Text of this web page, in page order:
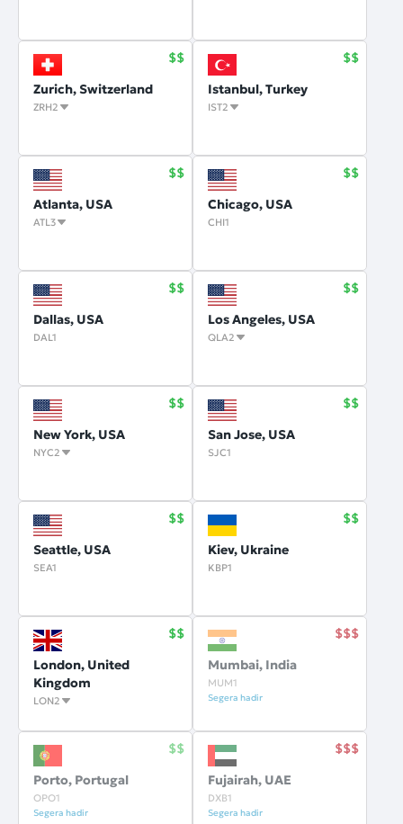
Zurich, Switzerland
ZRH2
Istanbul, Turkey
IST2
Atlanta, USA
ATL3
Chicago, USA
CHI1
Dallas, USA
DAL1
Los Angeles, USA
QLA2
New York, USA
NYC2
San Jose, USA
SJC1
Seattle, USA
SEA1
Kiev, Ukraine
KBP1
London, United
Kingdom
LON2
Mumbai, India
MUM1
Segera hadir
Porto, Portugal
OPO1
Segera hadir
Fujairah, UAE
DXB1
Segera hadir